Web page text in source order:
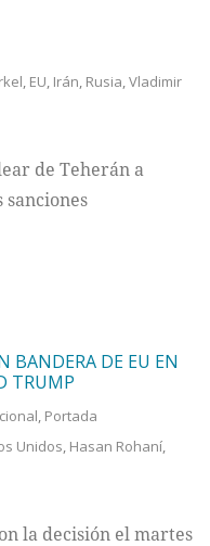
, EU, Irán, Rusia,Vladimir
de Teherán a
BANDERA DE EU EN
TRUMP
, Portada
Unidos, Hasan Rohaní,
la decisión el martes